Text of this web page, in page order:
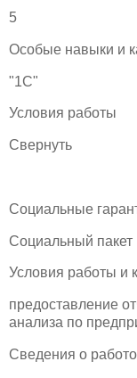
5
Особые навыки и
"1С"
Условия работы
Свернуть
Социальные
Социальный пакет
Условия работы и
предоставление
анализа по
Сведения о